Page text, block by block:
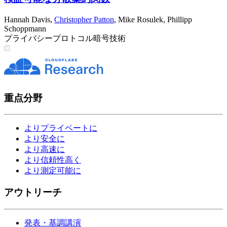
Hannah Davis, Christopher Patton, Mike Rosulek, Phillipp
Schoppmann
プライバシープロトコル暗号技術
重点分野
よりプライベートに
より安全に
より高速に
より信頼性高く
より測定可能に
アウトリーチ
発表・基調講演